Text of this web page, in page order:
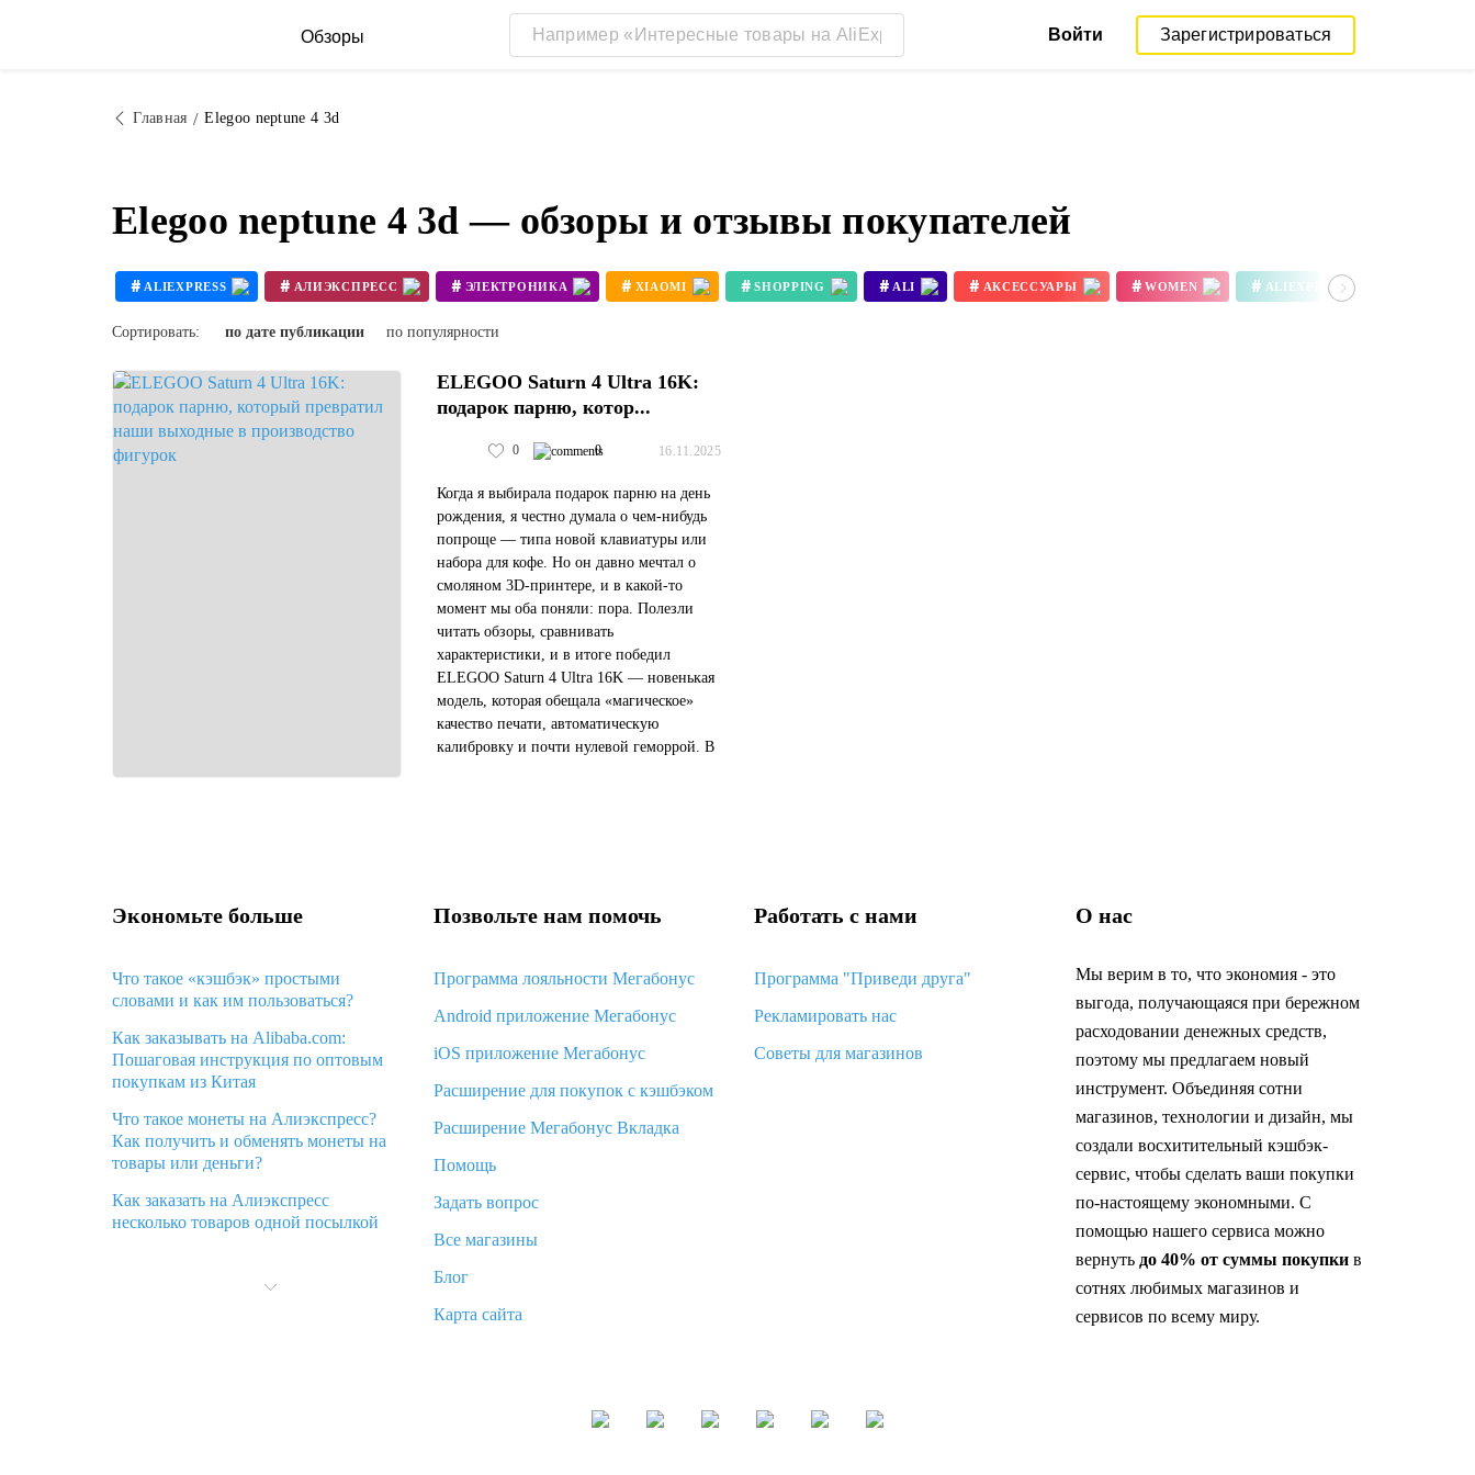
Обзоры Войти Зарегистрироваться
Главная Elegoo neptune 4 3d
Elegoo neptune 4 3d — обзоры и отзывы покупателей
# ALIEXPRESS # АЛИЭКСПРЕСС # ЭЛЕКТРОНИКА # XIAOMI # SHOPPING # ALI # АКСЕССУАРЫ # WOMEN #
Сортировать: по дате публикации по популярности
ELEGOO Saturn 4 Ultra 16K:
подарок парню, котор...
0 0 16.11.2025
Когда я выбирала подарок парню на день
рождения, я честно думала о чем-нибудь
попроще — типа новой клавиатуры или
набора для кофе. Но он давно мечтал о
смоляном 3D-принтере, и в какой-то
момент мы оба поняли: пора. Полезли
читать обзоры, сравнивать
характеристики, и в итоге победил
ELEGOO Saturn 4 Ultra 16K — новенькая
модель, которая обещала «магическое»
качество печати, автоматическую
калибровку и почти нулевой геморрой. В
Экономьте больше
Что такое «кэшбэк» простыми
словами и как им пользоваться?
Как заказывать на Alibaba.com:
Пошаговая инструкция по оптовым
покупкам из Китая
Что такое монеты на Алиэкспресс?
Как получить и обменять монеты на
товары или деньги?
Как заказать на Алиэкспресс
несколько товаров одной посылкой
Алиэкспресс и что делать?
Позвольте нам помочь
Программа лояльности Мегабонус
Android приложение Мегабонус
iOS приложение Мегабонус
Расширение для покупок с кэшбэком
Расширение Мегабонус Вкладка
Помощь
Задать вопрос
Все магазины
Блог
Карта сайта
Работать с нами
Программа "Приведи друга"
Рекламировать нас
Советы для магазинов
О нас
Мы верим в то, что экономия - это
выгода, получающаяся при бережном
расходовании денежных средств,
поэтому мы предлагаем новый
инструмент. Объединяя сотни
магазинов, технологии и дизайн, мы
создали восхитительный кэшбэк-
сервис, чтобы сделать ваши покупки
по-настоящему экономными. С
помощью нашего сервиса можно
вернуть до 40% от суммы покупкив
сотнях любимых магазинов и
сервисов по всему миру.